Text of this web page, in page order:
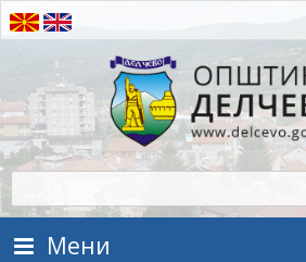
Прескокнете на содржината
Општина Делчево
Општина Делчево
Мени